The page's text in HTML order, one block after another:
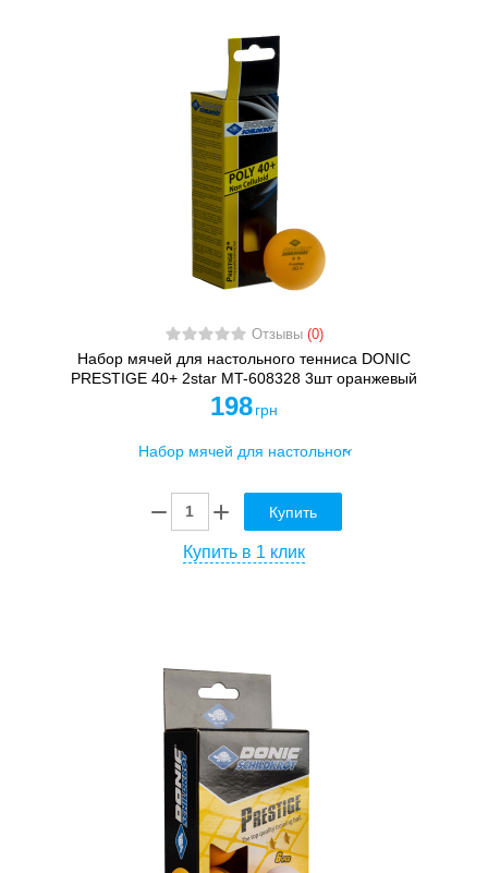
Отзывы (0)
Набор мячей для настольного тенниса DONIC
PRESTIGE 40+ 2star MT-608328 3шт оранжевый
198 грн
Купить
Купить в 1 клик